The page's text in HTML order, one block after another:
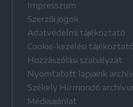
Impresszum
Szerzői jogok
Adatvédelmi tájékoztató
Cookie-kezelési tájékoztató
Hozzászólási szabályzat
Nyomtatott lapjaink
Székely Hírmondó
Médiaajánlat